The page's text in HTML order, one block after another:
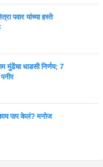
पवार यांच्या हस्ते
मुंढेंचा धाडसी निर्णय; 7
काय पाप केलं? मनोज